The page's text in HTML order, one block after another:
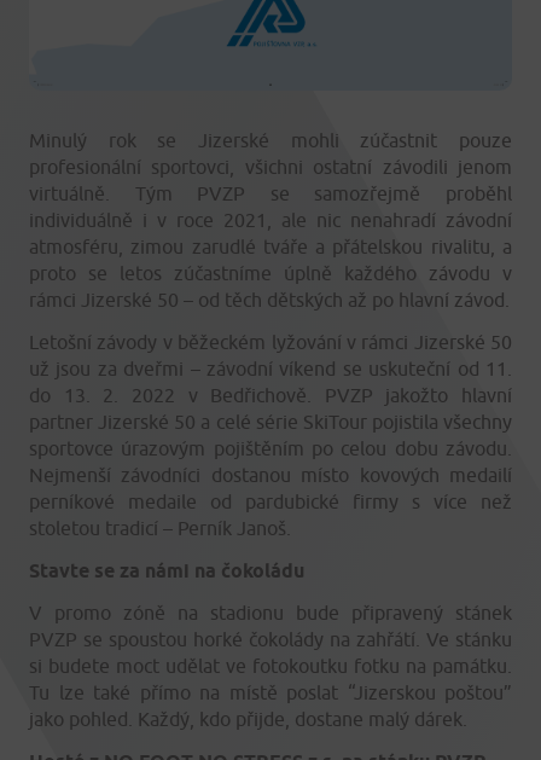
Minulý rok se Jizerské mohli zúčastnit pouze
profesionální sportovci, všichni ostatní závodili jenom
virtuálně. Tým PVZP se samozřejmě proběhl
individuálně i v roce 2021, ale nic nenahradí závodní
atmosféru, zimou zarudlé tváře a přátelskou rivalitu, a
proto se letos zúčastníme úplně každého závodu v
rámci Jizerské 50 – od těch dětských až po hlavní závod.
Letošní závody v běžeckém lyžování v rámci Jizerské 50
už jsou za dveřmi – závodní víkend se uskuteční od 11.
do 13. 2. 2022 v Bedřichově. PVZP jakožto hlavní
partner Jizerské 50 a celé série SkiTour pojistila všechny
sportovce úrazovým pojištěním po celou dobu závodu.
Nejmenší závodníci dostanou místo kovových medailí
perníkové medaile od pardubické firmy s více než
stoletou tradicí – Perník Janoš.
Stavte se za námi na čokoládu
V promo zóně na stadionu bude připravený stánek
PVZP se spoustou horké čokolády na zahřátí. Ve stánku
si budete moct udělat ve fotokoutku fotku na památku.
Tu lze také přímo na místě poslat “Jizerskou poštou”
jako pohled. Každý, kdo přijde, dostane malý dárek.